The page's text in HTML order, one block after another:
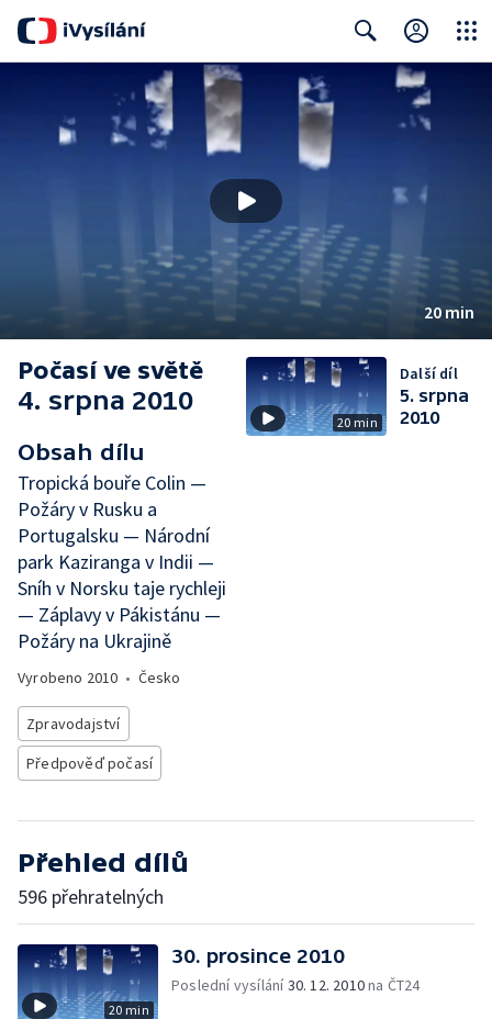
20 min
Počasí ve světě
4. srpna 2010
Obsah dílu
Tropická bouře Colin —
Požáry v Rusku a
Portugalsku — Národní
park Kaziranga v Indii —
Sníh v Norsku taje rychleji
— Záplavy v Pákistánu —
Požáry na Ukrajině
Vyrobeno 2010 • Česko
Zpravodajství
Předpověď počasí
20 min
Další díl
5. srpna
2010
Přehled dílů
596 přehratelných
20 min
30. prosince 2010
Poslední vysílání30. 12. 2010na ČT24